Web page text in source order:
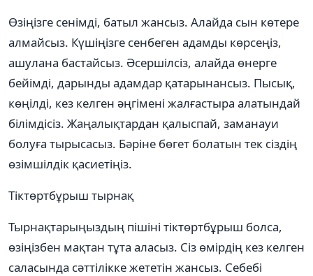
Өзіңізге сенімді, батыл жансыз. Алайда сын көтере
алмайсыз. Күшіңізге сенбеген адамды көрсеңіз,
ашулана бастайсыз. Әсершілсіз, алайда өнерге
бейімді, дарынды адамдар қатарынансыз. Пысық,
көңілді, кез келген әңгімені жалғастыра алатындай
білімдісіз. Жаңалықтардан қалыспай, заманауи
болуға тырысасыз. Бәріне бөгет болатын тек сіздің
өзімшілдік қасиетіңіз.
Тіктөртбұрыш тырнақ
Тырнақтарыңыздың пішіні тіктөртбұрыш болса,
өзіңізбен мақтан тұта аласыз. Сіз өмірдің кез келген
саласында сәттілікке жететін жансыз. Себебі